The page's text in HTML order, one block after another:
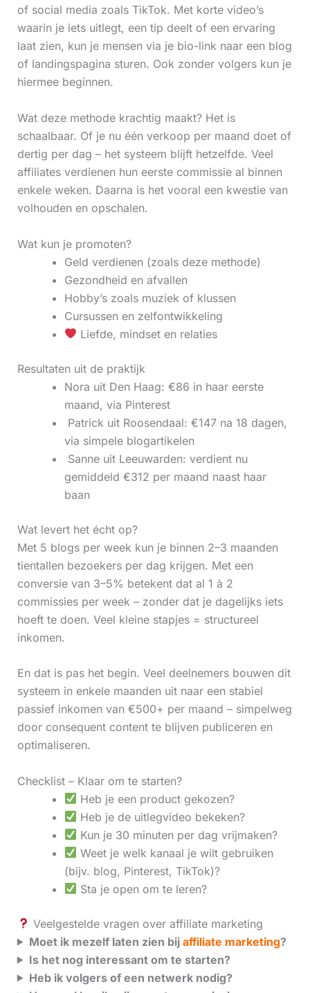
of social media zoals TikTok. Met korte video’s
waarin je iets uitlegt, een tip deelt of een ervaring
laat zien, kun je mensen via je bio-link naar een blog
of landingspagina sturen. Ook zonder volgers kun je
hiermee beginnen.
Wat deze methode krachtig maakt? Het is
schaalbaar. Of je nu één verkoop per maand doet of
dertig per dag – het systeem blijft hetzelfde. Veel
affiliates verdienen hun eerste commissie al binnen
enkele weken. Daarna is het vooral een kwestie van
volhouden en opschalen.
Wat kun je promoten?
Geld verdienen (zoals deze methode)
Gezondheid en afvallen
Hobby’s zoals muziek of klussen
Cursussen en zelfontwikkeling
Liefde, mindset en relaties
Resultaten uit de praktijk
Nora uit Den Haag: €86 in haar eerste
maand, via Pinterest
‍ Patrick uit Roosendaal: €147 na 18 dagen,
via simpele blogartikelen
‍ Sanne uit Leeuwarden: verdient nu
gemiddeld €312 per maand naast haar
baan
Wat levert het écht op?
Met 5 blogs per week kun je binnen 2–3 maanden
tientallen bezoekers per dag krijgen. Met een
conversie van 3–5% betekent dat al 1 à 2
commissies per week – zonder dat je dagelijks iets
hoeft te doen. Veel kleine stapjes = structureel
inkomen.
En dat is pas het begin. Veel deelnemers bouwen dit
systeem in enkele maanden uit naar een stabiel
passief inkomen van €500+ per maand – simpelweg
door consequent content te blijven publiceren en
optimaliseren.
Checklist – Klaar om te starten?
Heb je een product gekozen?
Heb je de uitlegvideo bekeken?
Kun je 30 minuten per dag vrijmaken?
Weet je welk kanaal je wilt gebruiken
(bijv. blog, Pinterest, TikTok)?
Sta je open om te leren?
Veelgestelde vragen over affiliate marketing
Moet ik mezelf laten zien bij affiliate marketing?
Is het nog interessant om te starten?
Heb ik volgers of een netwerk nodig?